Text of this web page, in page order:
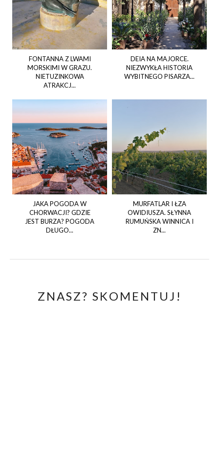
FONTANNA Z LWAMI
MORSKIMI W GRAZU.
NIETUZINKOWA
ATRAKCJ...
DEIA NA MAJORCE.
NIEZWYKŁA HISTORIA
WYBITNEGO PISARZA...
JAKA POGODA W
CHORWACJI? GDZIE
JEST BURZA? POGODA
DŁUGO...
MURFATLAR I ŁZA
OWIDIUSZA. SŁYNNA
RUMUŃSKA WINNICA I
ZN...
ZNASZ? SKOMENTUJ!